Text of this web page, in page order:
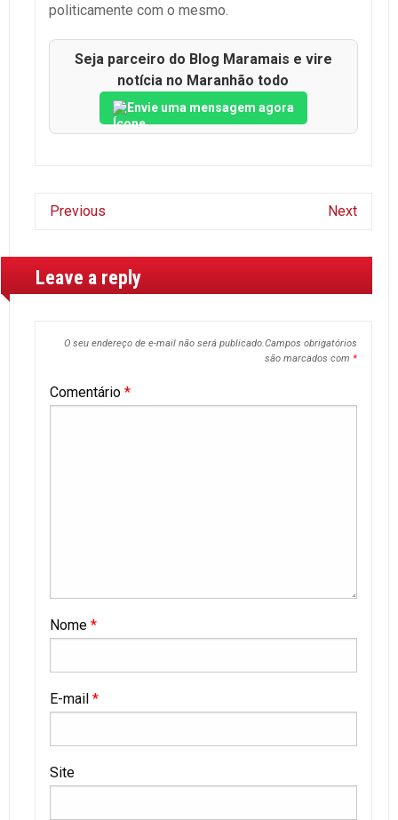
politicamente com o mesmo.
Seja parceiro do Blog Maramais e vire
notícia no Maranhão todo
Envie uma mensagem agora
Previous Next
Leave a reply
O seu endereço de e-mail não será publicado.Campos obrigatórios
são marcados com *
Comentário *
Nome *
E-mail *
Site